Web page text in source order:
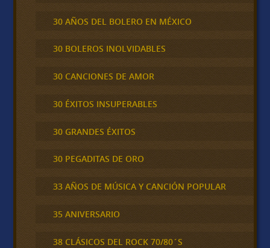
30 AÑOS DEL BOLERO EN MÉXICO
30 BOLEROS INOLVIDABLES
30 CANCIONES DE AMOR
30 ÉXITOS INSUPERABLES
30 GRANDES ÉXITOS
30 PEGADITAS DE ORO
33 AÑOS DE MÚSICA Y CANCIÓN POPULAR
35 ANIVERSARIO
38 CLÁSICOS DEL ROCK 70/80´S